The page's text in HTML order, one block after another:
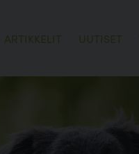
ARTIKKELIT UUTISET